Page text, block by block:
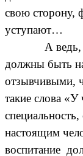
свою сторону,
уступают…
А ведь,
должны быть
отзывчивыми,
такие слова «У
настоящим
воспитание